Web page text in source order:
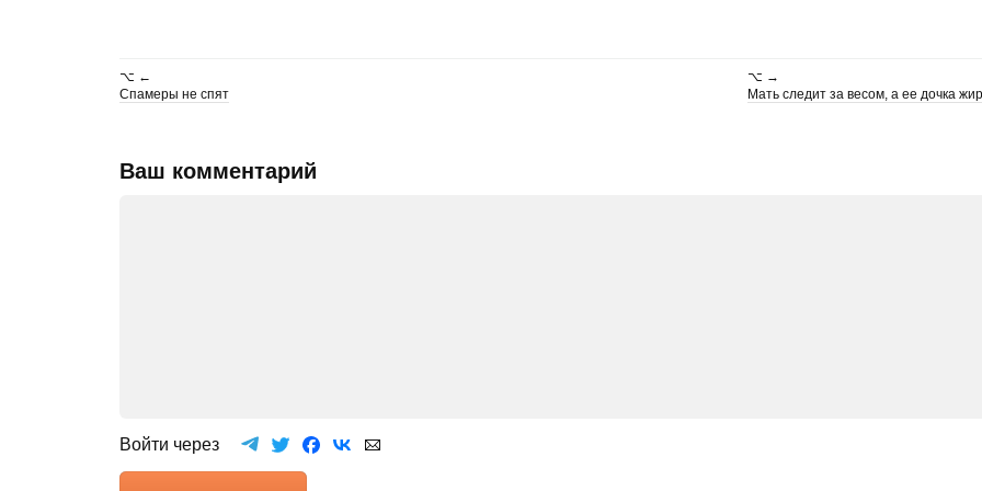
⌥ ←
Спамеры не спят
⌥ →
Мать следит за весом, а ее дочка
Ваш комментарий
Войти через